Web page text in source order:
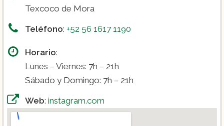
Texcoco de Mora
Teléfono: +52 56 1617 1190
Horario:
Lunes – Viernes: 7h – 21h
Sábado y Domingo: 7h – 21h
Web: instagram.com